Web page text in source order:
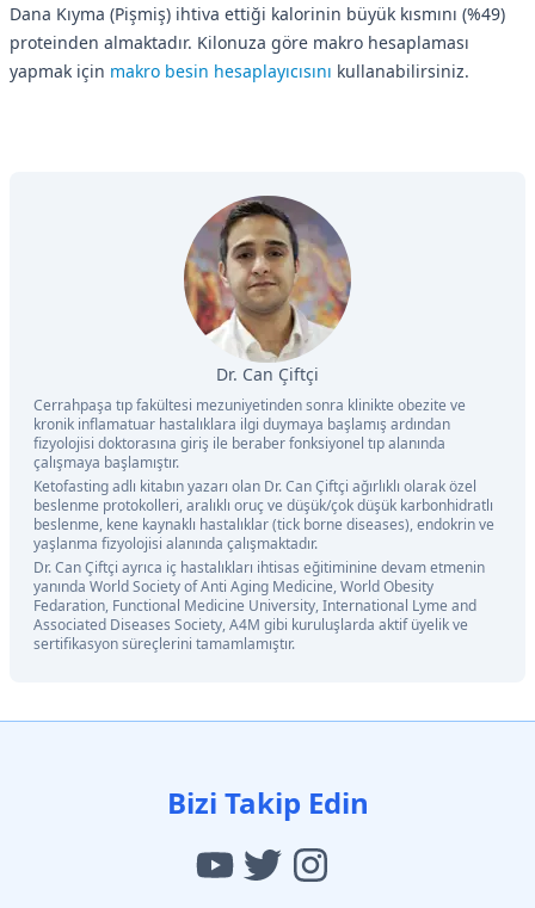
Dana Kıyma (Pişmiş) ihtiva ettiği kalorinin büyük kısmını (%49)
proteinden almaktadır. Kilonuza göre makro hesaplaması
yapmak için makro besin hesaplayıcısını kullanabilirsiniz.
Dr. Can Çiftçi
Cerrahpaşa tıp fakültesi mezuniyetinden sonra klinikte obezite ve
kronik inflamatuar hastalıklara ilgi duymaya başlamış ardından
fizyolojisi doktorasına giriş ile beraber fonksiyonel tıp alanında
çalışmaya başlamıştır.
Ketofasting adlı kitabın yazarı olan Dr. Can Çiftçi ağırlıklı olarak özel
beslenme protokolleri, aralıklı oruç ve düşük/çok düşük karbonhidratlı
beslenme, kene kaynaklı hastalıklar (tick borne diseases), endokrin ve
yaşlanma fizyolojisi alanında çalışmaktadır.
Dr. Can Çiftçi ayrıca iç hastalıkları ihtisas eğitiminine devam etmenin
yanında World Society of Anti Aging Medicine, World Obesity
Fedaration, Functional Medicine University, International Lyme and
Associated Diseases Society, A4M gibi kuruluşlarda aktif üyelik ve
sertifikasyon süreçlerini tamamlamıştır.
Bizi Takip Edin